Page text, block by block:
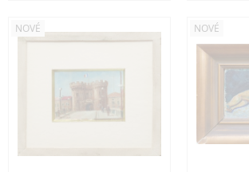
NOVÉ NOVÉ